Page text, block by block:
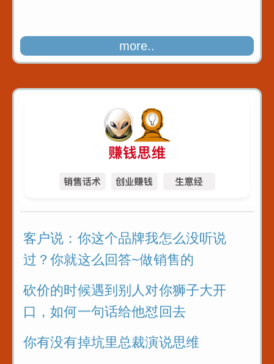
more..
客户说：你这个品牌我怎么没听说
过？你就这么回答~做销售的
砍价的时候遇到别人对你狮子大开
口，如何一句话给他怼回去
你有没有掉坑里总裁演说思维